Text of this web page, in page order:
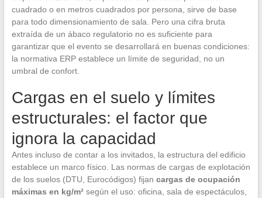
cuadrado o en metros cuadrados por persona, sirve de base
para todo dimensionamiento de sala. Pero una cifra bruta
extraída de un ábaco regulatorio no es suficiente para
garantizar que el evento se desarrollará en buenas condiciones:
la normativa ERP establece un límite de seguridad, no un
umbral de confort.
Cargas en el suelo y límites
estructurales: el factor que
ignora la capacidad
Antes incluso de contar a los invitados, la estructura del edificio
establece un marco físico. Las normas de cargas de explotación
de los suelos (DTU, Eurocódigos) fijan cargas de ocupación
máximas en kg/m²según el uso: oficina, sala de espectáculos,